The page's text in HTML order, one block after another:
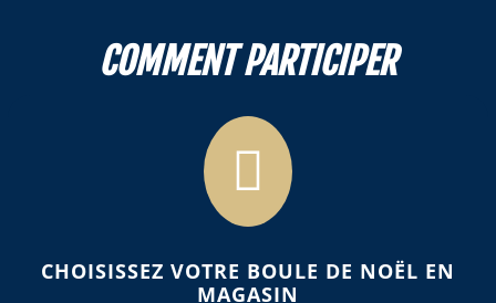
COMMENT PARTICIPER

CHOISISSEZ VOTRE BOULE DE NOËL EN
MAGASIN